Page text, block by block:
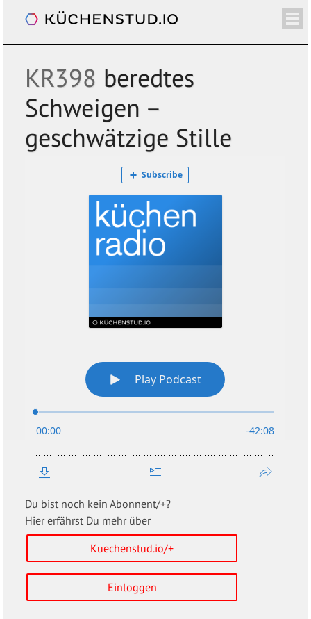
/+ ÜBER SHOP NEWSLETTER
KALENDER
KR398 beredtes
Schweigen –
geschwätzige Stille
Du bist noch kein Abonnent/+?
Hier erfährst Du mehr über
Kuechenstud.io/+
Einloggen